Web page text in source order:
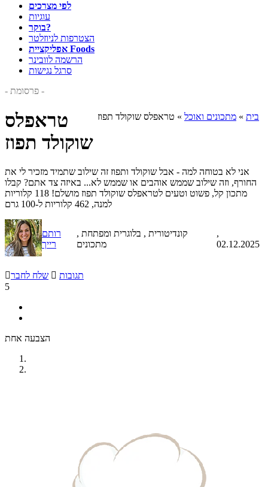
לפי מצרכים
עוגיות
בוקר?
הצטרפות לניוזלטר
אפליקציית Foods
הרשמה לוובינר
סרגל נגישות
- פרסומת -
בית » מתכונים ואוכל » טראפלס שוקולד תפוז
טראפלס
שוקולד תפוז
אני לא בטוחה למה - אבל שוקולד ותפוז זה שילוב שתמיד מזכיר לי את
החורף, וזה שילוב שממש אוהבים או שממש לא... באיזה צד אתם? קבלו
מתכון קל, פשוט וטעים לטראפלס שוקולד תפוז מושלם! 118 קלוריות
למנה, 462 קלוריות ל-100 גרם
רותם
רייך
, קונדיטורית , בלוגרית ומפתחת
מתכונים
,
02.12.2025
שלח לחבר  תגובות
5
הצבעה אחת